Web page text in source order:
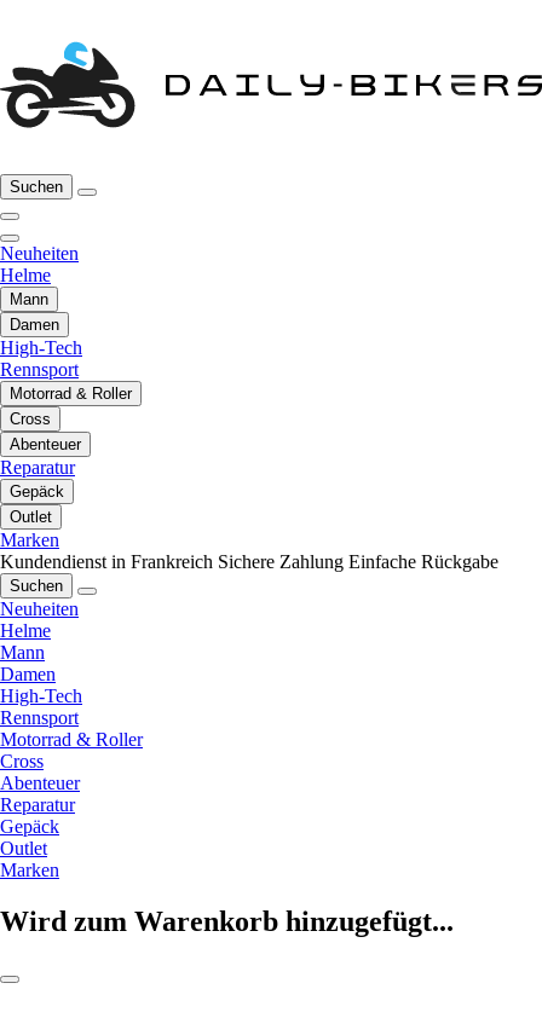
Suchen
Neuheiten
Helme
Mann
Damen
High-Tech
Rennsport
Motorrad & Roller
Cross
Abenteuer
Reparatur
Gepäck
Outlet
Marken
Kundendienst in Frankreich Sichere Zahlung Einfache Rückgabe
Suchen
Neuheiten
Helme
Mann
Damen
High-Tech
Rennsport
Motorrad & Roller
Cross
Abenteuer
Reparatur
Gepäck
Outlet
Marken
Wird zum Warenkorb hinzugefügt...